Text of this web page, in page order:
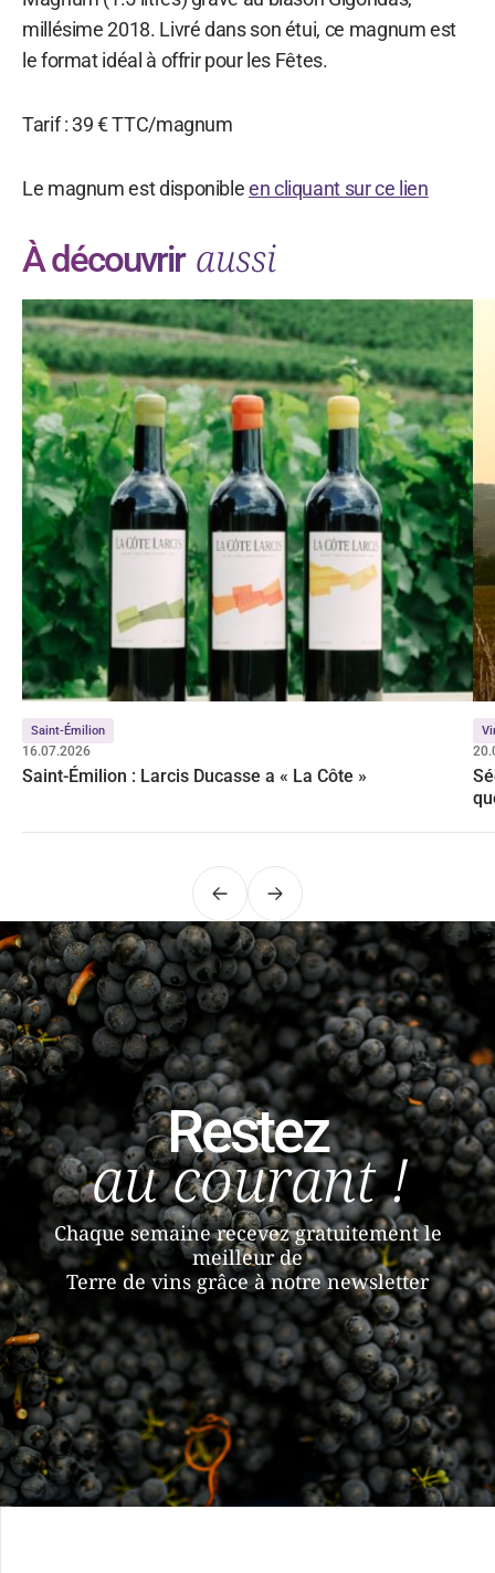
millésime 2018. Livré dans son étui, ce magnum est
le format idéal à offrir pour les Fêtes.
Tarif : 39 € TTC/magnum
Le magnum est disponibleen cliquant sur ce lien
À découvrir aussi
Saint-Émilion
16.07.2026
Saint-Émilion : Larcis Ducasse a « La Côte »
PrécédentSuivant
Restez
au courant !
Chaque semaine recevez gratuitement le
meilleur de
Terre de vins grâce à notre newsletter